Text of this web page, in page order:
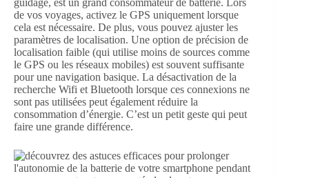
guidage, est un grand consommateur de batterie. Lors
de vos voyages, activez le GPS uniquement lorsque
cela est nécessaire. De plus, vous pouvez ajuster les
paramètres de localisation. Une option de précision de
localisation faible (qui utilise moins de sources comme
le GPS ou les réseaux mobiles) est souvent suffisante
pour une navigation basique. La désactivation de la
recherche Wifi et Bluetooth lorsque ces connexions ne
sont pas utilisées peut également réduire la
consommation d’énergie. C’est un petit geste qui peut
faire une grande différence.